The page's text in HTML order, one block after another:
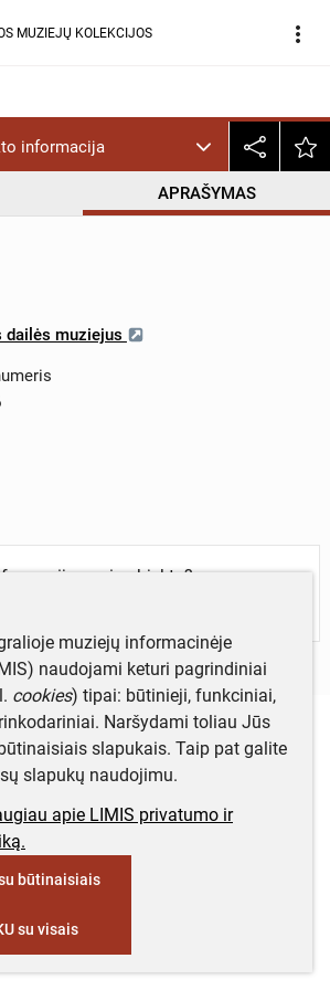
MUZIEJŲ KOLEKCIJOS more_vert
informacija
APRAŠYMAS
dailės muziejus
apie objektą?
muziejų informacinėje
naudojami keturi pagrindiniai
cookies) tipai: būtinieji, funkciniai,
Naršydami toliau Jūs
slapukais. Taip pat galite
slapukų naudojimu.
apie LIMIS privatumo ir
būtinaisiais
su visais